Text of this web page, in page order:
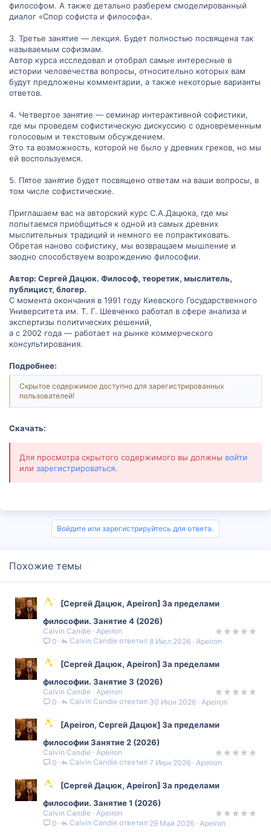
философом. А также детально разберем смоделированный
диалог «Спор софиста и философа».
3. Третье занятие — лекция. Будет полностью посвящена так
называемым софизмам.
Автор курса исследовал и отобрал самые интересные в
истории человечества вопросы, относительно которых вам
будут предложены комментарии, а также некоторые варианты
ответов.
4. Четвертое занятие — семинар интерактивной софистики,
где мы проведем софистическую дискуссию с одновременным
голосовым и текстовым обсуждением.
Это та возможность, которой не было у древних греков, но мы
ей воспользуемся.
5. Пятое занятие будет посвящено ответам на ваши вопросы, в
том числе софистические.
Приглашаем вас на авторский курс С.А.Дацюка, где мы
попытаемся приобщиться к одной из самых древних
мыслительных традиций и немного ее попрактиковать.
Обретая наново софистику, мы возвращаем мышление и
заодно способствуем возрождению философии.
Автор: Сергей Дацюк. Философ, теоретик, мыслитель,
публицист, блогер.
С момента окончания в 1991 году Киевского Государственного
Университета им. Т. Г. Шевченко работал в сфере анализа и
экспертизы политических решений,
а с 2002 года — работает на рынке коммерческого
консультирования.
Подробнее:
Скрытое содержимое доступно для зарегистрированных
пользователей!
Скачать:
Для просмотра скрытого содержимого вы должны войти
или зарегистрироваться.
Войдите или зарегистрируйтесь для ответа.
Похожие темы
[Сергей Дацюк, Apeiron] За пределами
философии. Занятие 4 (2026)
Calvin Candie
Apeiron
0
Apeiron
8 Июл 2026
Calvin Candie
[Сергей Дацюк, Apeiron] За пределами
философии. Занятие 3 (2026)
Calvin Candie
Apeiron
0
Apeiron
30 Июн 2026
Calvin Candie
[Apeiron, Сергей Дацюк] За пределами
философии Занятие 2 (2026)
Calvin Candie
Apeiron
0
Apeiron
7 Июн 2026
Calvin Candie
[Сергей Дацюк, Apeiron] За пределами
философии. Занятие 1 (2026)
Calvin Candie
Apeiron
0
Apeiron
29 Май 2026
Calvin Candie